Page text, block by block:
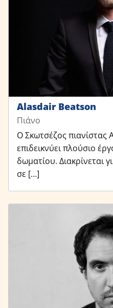
Alasdair Beatson
Πιάνο
Ο Σκωτσέζος πιανίστας
επιδεικνύει πλούσιο
δωματίου. Διακρίνεται
σε […]